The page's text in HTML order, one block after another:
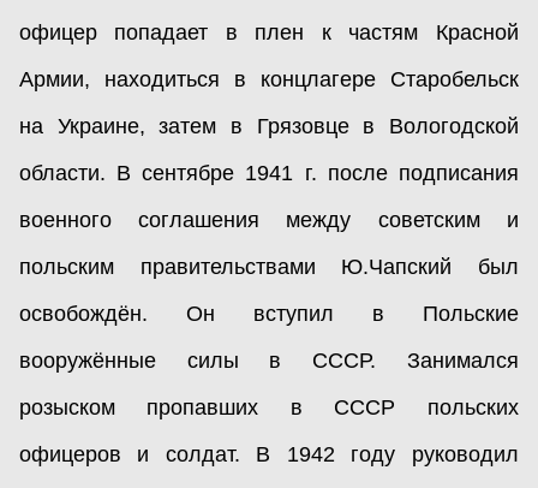
офицер попадает в плен к частям Красной
Армии, находиться в концлагере Старобельск
на Украине, затем в Грязовце в Вологодской
области. В сентябре 1941 г. после подписания
военного соглашения между советским и
польским правительствами Ю.Чапский был
освобождён. Он вступил в Польские
вооружённые силы в СССР. Занимался
розыском пропавших в СССР польских
офицеров и солдат. В 1942 году руководил